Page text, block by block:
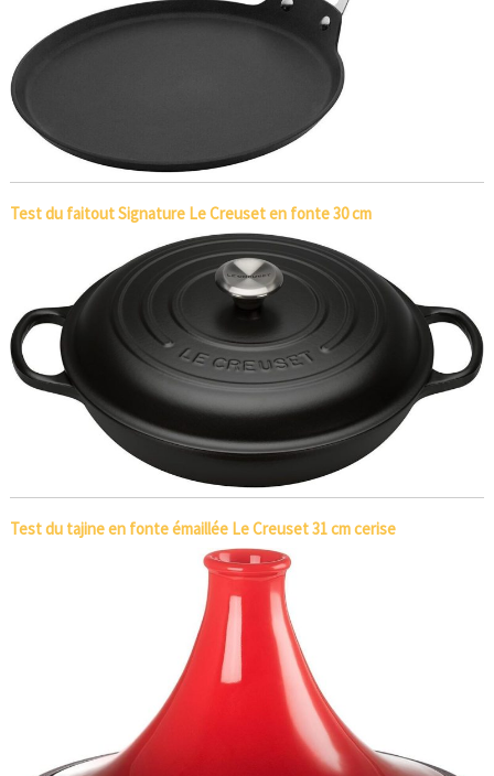
Test du faitout Signature Le Creuset en fonte 30 cm
Test du tajine en fonte émaillée Le Creuset 31 cm cerise